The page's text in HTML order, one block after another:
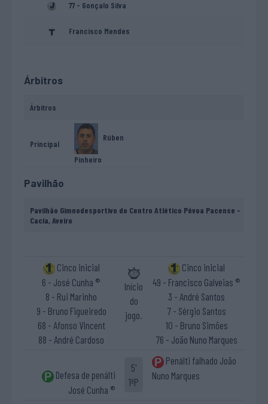
77 - Gonçalo Silva
Francisco Mendes
Árbitros
Árbitros
Principal
Rúben
Pinheiro
Pavilhão
Pavilhão Gimnodesportivo do Centro Atlético Póvoa Pacense -
Cacia, Aveiro
Cinco inicial
6 - José Cunha ®
8 - Rui Marinho
9 - Bruno Figueiredo
68 - Afonso Vincent
88 - André Cardoso
Início
do
jogo.
Cinco inicial
49 - Francisco Galveias ®
3 - André Santos
7 - Sérgio Santos
10 - Bruno Simões
76 - João Nuno Marques
Defesa de penálti
José Cunha ®
5'
1ªP
Penálti falhado João
Nuno Marques